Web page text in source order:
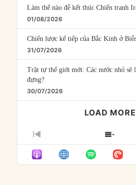
Làm thế nào để kết thúc Chiến tranh
01/08/2026
Chiến lược kế tiếp của Bắc Kinh ở
31/07/2026
Trật tự thế giới mới: Các nước nhỏ sẽ
đựng?
30/07/2026
LOAD MORE
PREVIOUS
EPISODE
LIST